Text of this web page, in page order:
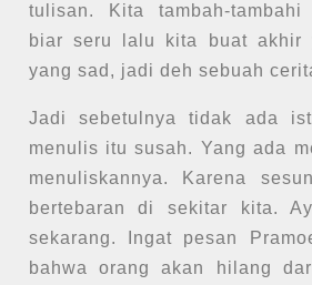
tulisan. Kita tambah-
biar seru lalu kita buat akhir
yang sad, jadi deh sebuah
Jadi sebetulnya tidak ada
menulis itu susah. Yang ada
menuliskannya. Karena
bertebaran di sekitar kita.
sekarang. Ingat pesan
bahwa orang akan hilang